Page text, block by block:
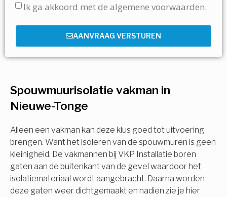
Spouwmuurisolatie vakman in
Nieuwe-Tonge
Alleen een vakman kan deze klus goed tot uitvoering
brengen. Want het isoleren van de spouwmuren is geen
kleinigheid. De vakmannen bij VKP Installatie boren
gaten aan de buitenkant van de gevel waardoor het
isolatiemateriaal wordt aangebracht. Daarna worden
deze gaten weer dichtgemaakt en nadien zie je hier
Ik ga akkoord met de algemene voorwaarden.
AANVRAAG VERSTUREN